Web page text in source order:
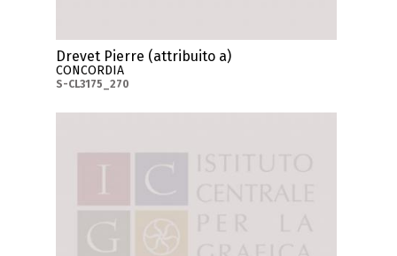
Drevet Pierre (attribuito a)
CONCORDIA
S-CL3175_270